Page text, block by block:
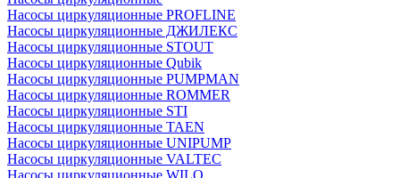
Насосы циркуляционные PROFLINE
Насосы циркуляционные ДЖИЛЕКС
Насосы циркуляционные STOUT
Насосы циркуляционные Qubik
Насосы циркуляционные PUMPMAN
Насосы циркуляционные ROMMER
Насосы циркуляционные STI
Насосы циркуляционные TAEN
Насосы циркуляционные UNIPUMP
Насосы циркуляционные VALTEC
Насосы циркуляционные WILO